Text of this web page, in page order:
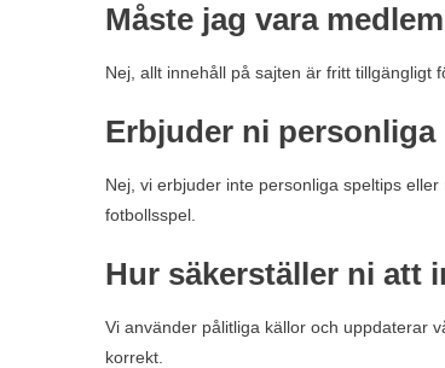
Måste jag vara
Nej, allt innehåll på sajten är fritt tillgängligt
Erbjuder ni
Nej, vi erbjuder inte personliga speltips
fotbollsspel.
Hur säkerställer ni att
Vi använder pålitliga källor och uppdaterar
korrekt.